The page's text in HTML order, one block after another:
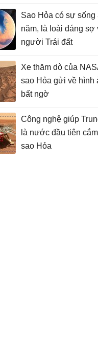
Sao Hỏa có sự sống
năm, là loài đáng sợ
người Trái đất
Xe thăm dò của
sao Hỏa gửi về hình
bất ngờ
Công nghệ giúp
là nước đầu tiên
sao Hỏa